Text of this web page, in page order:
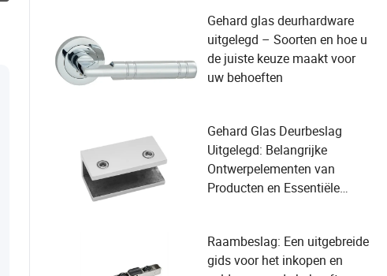
Gehard glas deurhardware
uitgelegd – Soorten en hoe u
de juiste keuze maakt voor
uw behoeften
Gehard Glas Deurbeslag
Uitgelegd: Belangrijke
Ontwerpelementen van
Producten en Essentiële
Raambeslag: Een uitgebreide
gids voor het inkopen en